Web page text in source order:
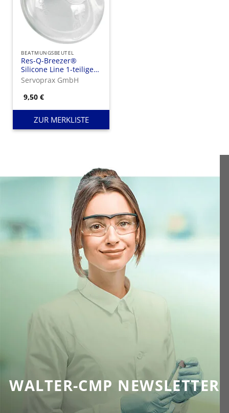
BEATMUNGSBEUTEL
Res-Q-Breezer®
Silicone Line 1-teilige
Silikonmaske mit
Lippenwulst
Servoprax GmbH
9,50€
ZUR MERKLISTE
WALTER-CMP NEWSLETTER